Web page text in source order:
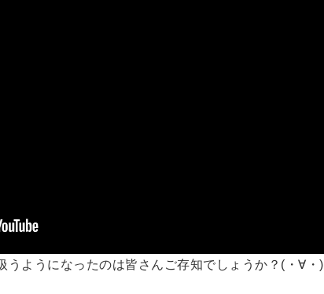
うようになったのは皆さんご存知でしょうか？(・∀・)